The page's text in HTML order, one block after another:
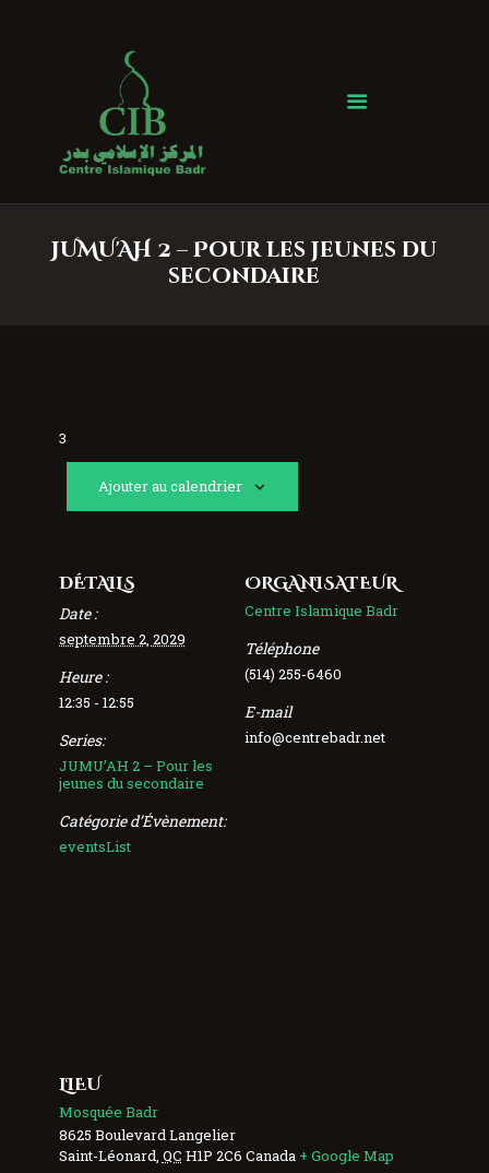
JUMU'AH 2 – Pour les jeunes du
secondaire
Centre Islamique Badr
3
Ajouter au calendrier
DÉTAILS
Date :
septembre 2, 2029
Heure :
12:35 - 12:55
Series:
JUMU’AH 2 – Pour les
jeunes du secondaire
Catégorie d’Évènement:
eventsList
ORGANISATEUR
Centre Islamique Badr
Téléphone
(514) 255-6460
E-mail
info@centrebadr.net
LIEU
Mosquée Badr
8625 Boulevard Langelier
Saint-Léonard, QC H1P 2C6 Canada + Google Map